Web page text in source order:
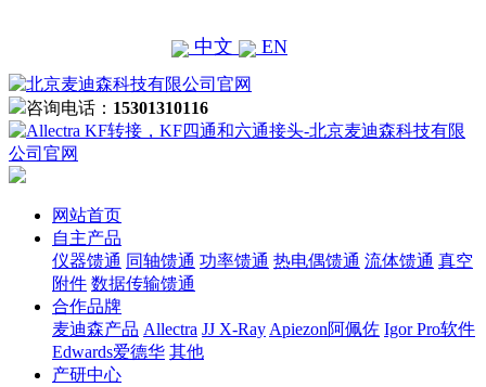
中文 EN
咨询电话： 15301310116
网站首页
自主产品
仪器馈通 同轴馈通 功率馈通 热电偶馈通 流体馈通 真空
附件 数据传输馈通
合作品牌
麦迪森产品 Allectra JJ X-Ray Apiezon阿佩佐 Igor Pro软件
Edwards爱德华 其他
产研中心